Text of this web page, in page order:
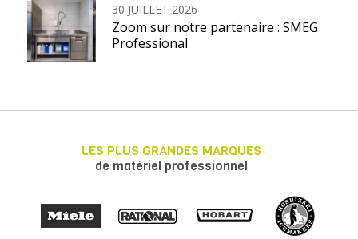
30 JUILLET 2026
Zoom sur notre partenaire : SMEG
Professional
LES PLUS GRANDES MARQUES
de matériel professionnel